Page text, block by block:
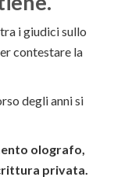
i giudici sullo
contestare la
degli anni si
olografo,
privata.